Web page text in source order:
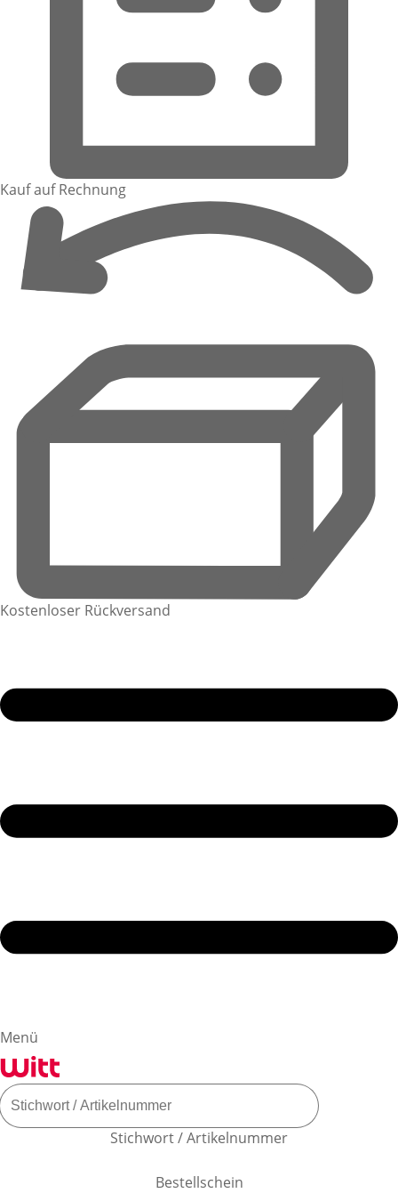
Kauf auf Rechnung
Kostenloser Rückversand
Menü
Stichwort / Artikelnummer
Bestellschein